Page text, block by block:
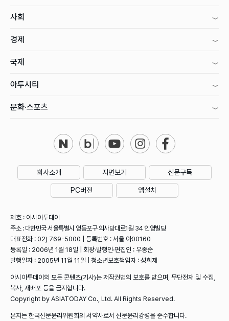
사회
경제
국제
아투시티
문화·스포츠
회사소개 지면보기 신문구독
PC버전 앱설치
제호 : 아시아투데이
주소 : 대한민국 서울특별시 영등포구 의사당대로1길 34 인영빌딩
대표전화 : 02) 769-5000 | 등록번호 : 서울 아00160
등록일 : 2006년 1월 18일 | 회장·발행인·편집인 : 우종순
발행일자 : 2005년 11월 11일 | 청소년보호책임자 : 성희제
아시아투데이의 모든 콘텐츠(기사)는 저작권법의 보호를 받으며, 무단전재 및 수집,
복사, 재배포 등을 금지합니다.
Copyright by ASIATODAY Co., Ltd. All Rights Reserved.
본지는 한국신문윤리위원회의 서약사로서 신문윤리강령을 준수합니다.